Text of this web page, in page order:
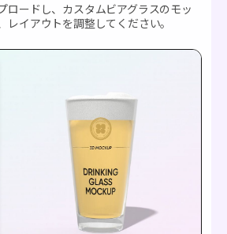
ロードし、カスタムビアグラスのモッ
レイアウトを調整してください。